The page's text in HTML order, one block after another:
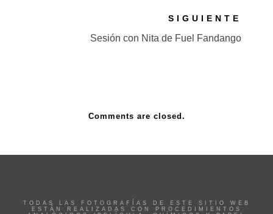
SIGUIENTE
Sesión con Nita de Fuel Fandango
Comments are closed.
TODAS LAS FOTOGRAFÍAS DE ESTE SITIO WEB
ESTÁN REALIZADAS CON PROCEDIMIENTOS